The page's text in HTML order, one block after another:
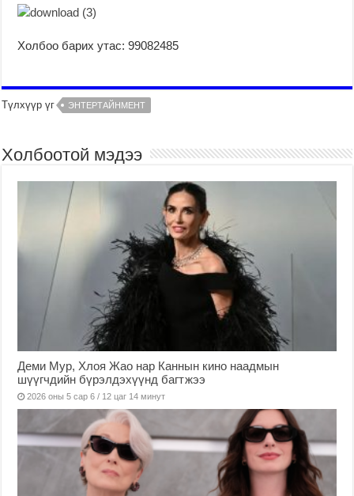
Холбоо барих утас: 99082485
Түлхүүр үг ЭНТЕРТАЙНМЕНТ
Холбоотой мэдээ
Деми Мур, Хлоя Жао нар Каннын кино наадмын
шүүгчдийн бүрэлдэхүүнд багтжээ
2026 оны 5 сар 6 / 12 цаг 14 минут